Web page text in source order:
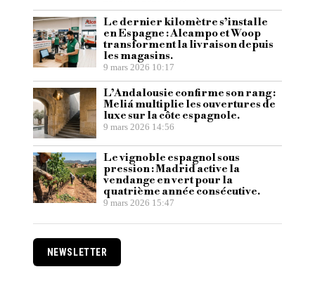
Le dernier kilomètre s’installe
en Espagne : Alcampo et Woop
transforment la livraison depuis
les magasins.
9 mars 2026 10:17
L’Andalousie confirme son rang :
Meliá multiplie les ouvertures de
luxe sur la côte espagnole.
9 mars 2026 14:56
Le vignoble espagnol sous
pression : Madrid active la
vendange en vert pour la
quatrième année consécutive.
9 mars 2026 15:47
NEWSLETTER